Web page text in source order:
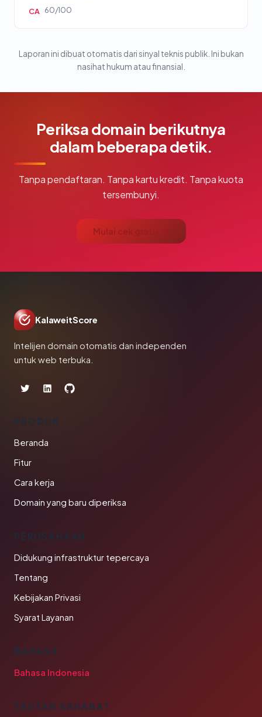
CA 60/100
Laporan ini dibuat otomatis dari sinyal teknis publik. Ini bukan
nasihat hukum atau finansial.
Periksa domain berikutnya
dalam beberapa detik.
Tanpa pendaftaran. Tanpa kartu kredit. Tanpa kuota
tersembunyi.
Mulai cek gratis →
KalaweitScore
Intelijen domain otomatis dan independen
untuk web terbuka.
PRODUK
Beranda
Fitur
Cara kerja
Domain yang baru diperiksa
PERUSAHAAN
Didukung infrastruktur tepercaya
Tentang
Kebijakan Privasi
Syarat Layanan
BAHASA
Bahasa Indonesia
TAUTAN SAHABAT